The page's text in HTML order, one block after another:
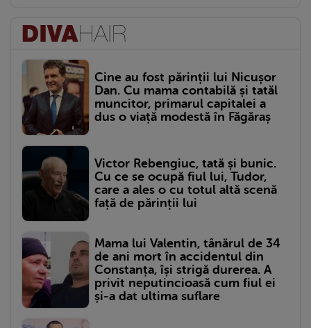
Cine au fost părinții lui Nicușor
Dan. Cu mama contabilă și tatăl
muncitor, primarul capitalei a
dus o viață modestă în Făgăraș
Victor Rebengiuc, tată și bunic.
Cu ce se ocupă fiul lui, Tudor,
care a ales o cu totul altă scenă
față de părinții lui
Mama lui Valentin, tânărul de 34
de ani mort în accidentul din
Constanța, își strigă durerea. A
privit neputincioasă cum fiul ei
și-a dat ultima suflare